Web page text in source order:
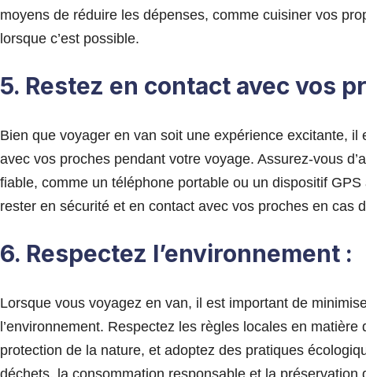
moyens de réduire les dépenses, comme cuisiner vos
lorsque c’est possible.
5. Restez en contact avec vos
Bien que voyager en van soit une expérience excitante,
avec vos proches pendant votre voyage. Assurez-vous
fiable, comme un téléphone portable ou un dispositif
rester en sécurité et en contact avec vos proches en cas
6. Respectez l’environnement :
Lorsque vous voyagez en van, il est important de
l’environnement. Respectez les règles locales en
protection de la nature, et adoptez des pratiques
déchets, la consommation responsable et la préservation